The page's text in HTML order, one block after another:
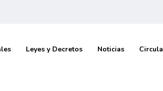
Leyes y Decretos Noticias